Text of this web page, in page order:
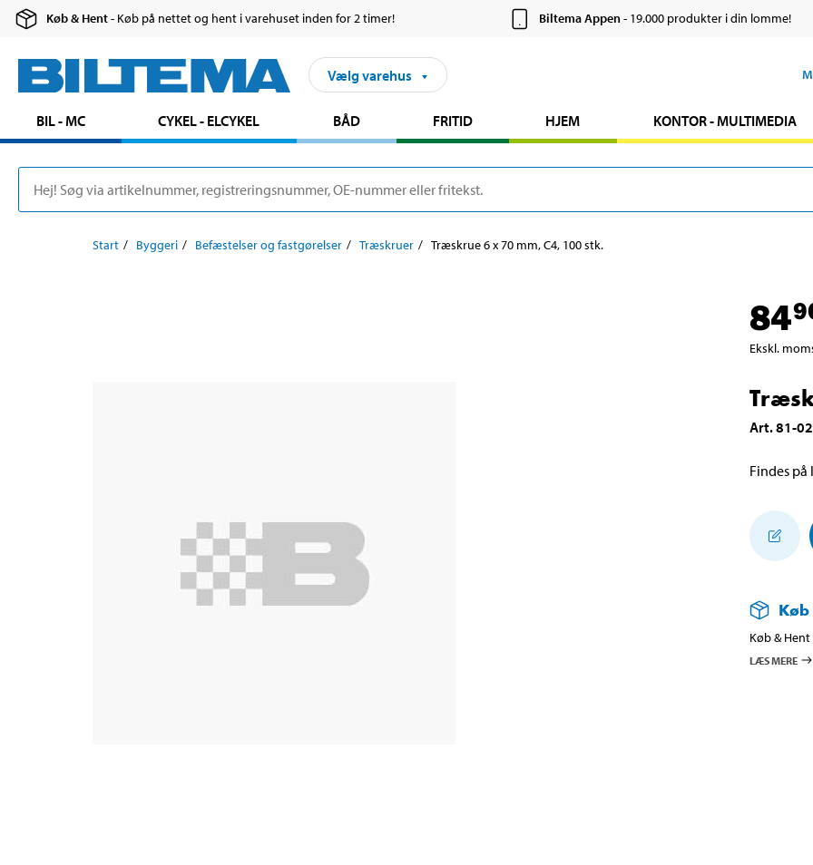
Køb & Hent- Køb på nettet og hent i varehuset inden for 2 timer! Biltema Appen- 19.000 produkter i din lomme!
Vælg varehus
BIL - MC CYKEL - ELCYKEL BÅD FRITID HJEM KONTOR - MULTIMEDIA
Start Byggeri Befæstelser og fastgørelser Træskruer Træskrue 6 x 70 mm, C4, 100 stk.
84
Ekskl.
Art.81-
Findes på
Køb &
LÆS MERE